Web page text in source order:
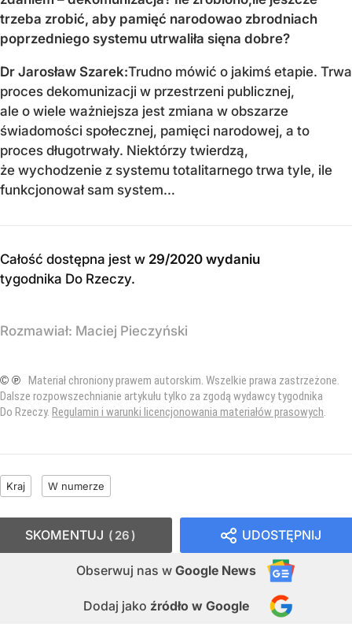
trzeba zrobić, aby pamięć narodowao zbrodniach
poprzedniego systemu utrwaliła sięna dobre?
Dr Jarosław Szarek:Trudno mówić o jakimś etapie. Trwa
proces dekomunizacji w przestrzeni publicznej,
ale o wiele ważniejsza jest zmiana w obszarze
świadomości społecznej, pamięci narodowej, a to
proces długotrwały. Niektórzy twierdzą,
że wychodzenie z systemu totalitarnego trwa tyle, ile
funkcjonował sam system…
Całość dostępna jest w 29/2020 wydaniu
tygodnika Do Rzeczy.
Rozmawiał: Maciej Pieczyński
© ℗ Materiał chroniony prawem autorskim. Wszelkie prawa zastrzeżone.
Dalsze rozpowszechnianie artykułu tylko za zgodą wydawcy tygodnika
Do Rzeczy. Regulamin i warunki licencjonowania materiałów prasowych
Kraj W numerze
UDOSTĘPNIJ
Obserwuj nas w Google News
Dodaj jako źródło w Google
SKOMENTUJ 26